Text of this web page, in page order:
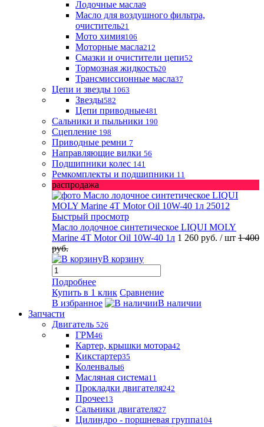
Лодочные масла9
Масло для воздушного фильтра,
очиститель21
Мото химия106
Моторные масла212
Смазки и очистители цепи52
Тормозная жидкость20
Трансмиссионные масла37
Цепи и звезды 1063
Звезды582
Цепи приводные481
Сальники и пыльники 190
Сцепление 198
Приводные ремни 7
Направляющие вилки 56
Подшипники колес 141
Ремкомплекты и подшипники 11
распродажа
Быстрый просмотр
Масло лодочное синтетическое LIQUI MOLY
Marine 4T Motor Oil 10W-40 1л 1 260 руб. / шт 1 400
руб.
В корзину
Подробнее
Купить в 1 клик Сравнение
В избранное
В наличии
Запчасти
Двигатель 526
ГРМ46
Картер, крышки мотора42
Кикстартер35
Коленвалы6
Масляная система11
Прокладки двигателя242
Прочее13
Сальники двигателя27
Цилиндро - поршневая группа104